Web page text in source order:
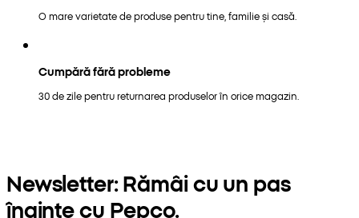
O mare varietate de produse pentru tine, familie și casă.
Cumpără fără probleme
30 de zile pentru returnarea produselor în orice magazin.
Newsletter: Rămâi cu un pas
înainte cu Pepco.